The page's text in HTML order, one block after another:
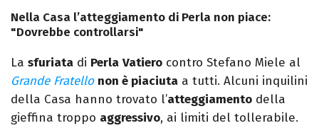
Nella Casa l’atteggiamento di Perla non piace:
"Dovrebbe controllarsi"
La sfuriata di Perla Vatiero contro Stefano Miele al
Grande Fratello non è piaciuta a tutti. Alcuni inquilini
della Casa hanno trovato l’atteggiamento della
gieffina troppo aggressivo, ai limiti del tollerabile.